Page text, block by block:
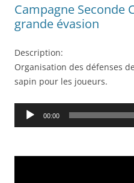
Campagne Seconde
grande évasion
Description:
Organisation des défenses
sapin pour les joueurs.
Audio
00:00